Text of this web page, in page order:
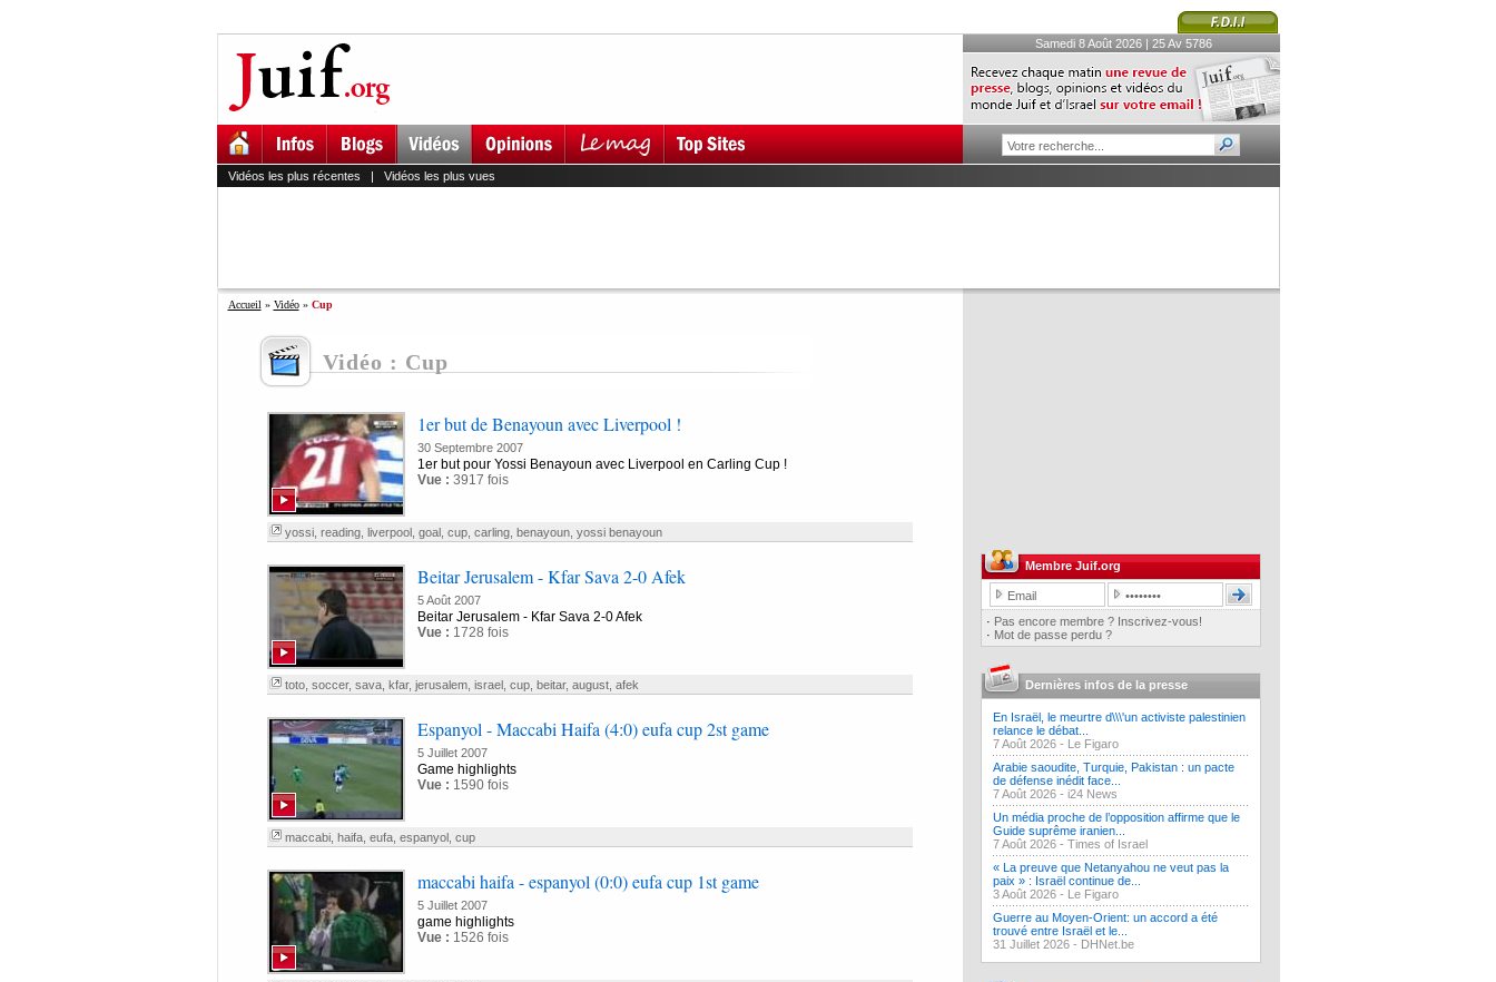
Samedi 8 Août 2026 | 25 Av 5786
Vidéos les plus récentes | Vidéos les plus vues
Accueil » Vidéo» Cup
Vidéo : Cup
1er but de Benayoun avec Liverpool !
30 Septembre 2007
1er but pour Yossi Benayoun avec Liverpool en Carling Cup !
Vue : 3917 fois
yossi, reading, liverpool, goal, cup, carling, benayoun, yossi benayoun
Beitar Jerusalem - Kfar Sava 2-0 Afek
5 Août 2007
Beitar Jerusalem - Kfar Sava 2-0 Afek
Vue : 1728 fois
toto, soccer, sava, kfar, jerusalem, israel, cup, beitar, august, afek
Espanyol - Maccabi Haifa (4:0) eufa cup 2st game
5 Juillet 2007
Game highlights
Vue : 1590 fois
maccabi, haifa, eufa, espanyol, cup
maccabi haifa - espanyol (0:0) eufa cup 1st game
5 Juillet 2007
game highlights
Vue : 1526 fois
Membre Juif.org
· Pas encore membre ? Inscrivez-vous!
· Mot de passe perdu ?
Dernières infos de la presse
En Israël, le meurtre d\\\'un activiste palestinien
relance le débat...
7 Août 2026 - Le Figaro
Arabie saoudite, Turquie, Pakistan : un pacte
de défense inédit face...
7 Août 2026 - i24 News
Un média proche de l’opposition affirme que le
Guide suprême iranien...
7 Août 2026 - Times of Israel
« La preuve que Netanyahou ne veut pas la
paix » : Israël continue de...
3 Août 2026 - Le Figaro
Guerre au Moyen-Orient: un accord a été
trouvé entre Israël et le...
31 Juillet 2026 - DHNet.be